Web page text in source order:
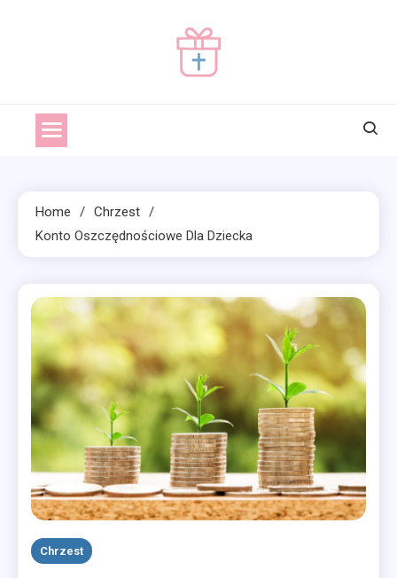
Home
Chrzest
Konto Oszczędnościowe Dla Dziecka
Chrzest